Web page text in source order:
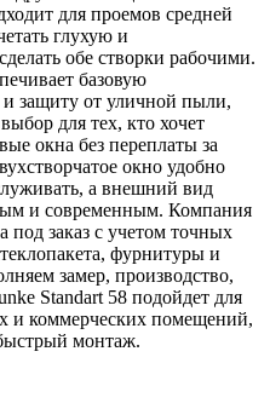
для проемов средней
глухую и
обе створки рабочими.
базовую
защиту от уличной пыли,
для тех, кто хочет
окна без переплаты за
окно удобно
а внешний вид
и современным. Компания
под заказ с учетом точных
фурнитуры и
замер, производство,
Standart 58 подойдет для
и коммерческих помещений,
монтаж.